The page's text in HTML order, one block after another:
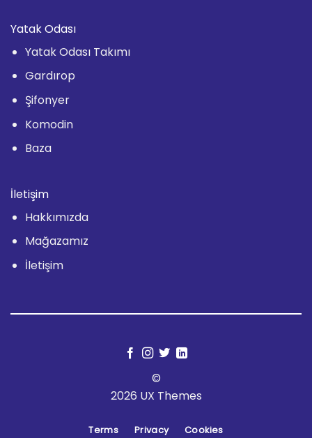
Yatak Odası
Yatak Odası Takımı
Gardırop
Şifonyer
Komodin
Baza
İletişim
Hakkımızda
Mağazamız
İletişim
©
2026 UX Themes
Terms Privacy Cookies